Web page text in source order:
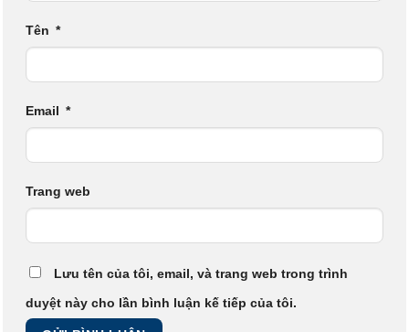
Tên *
Email *
Trang web
Lưu tên của tôi, email, và trang web trong trình
duyệt này cho lần bình luận kế tiếp của tôi.